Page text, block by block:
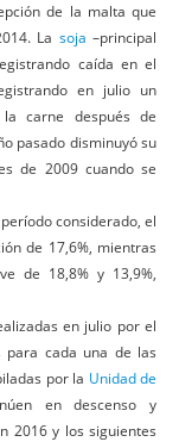
de la malta que
La soja –principal
caída en el
en julio un
carne después de
pasado disminuyó su
de 2009 cuando se
considerado, el
de 17,6%, mientras
de 18,8% y 13,9%,
en julio por el
para cada una de las
por la Unidad de
en descenso y
2016 y los siguientes